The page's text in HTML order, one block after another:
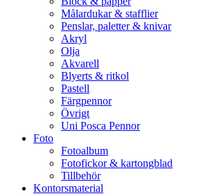
Målardukar & stafflier
Penslar, paletter & knivar
Akryl
Olja
Akvarell
Blyerts & ritkol
Pastell
Färgpennor
Övrigt
Uni Posca Pennor
Foto
Fotoalbum
Fotofickor & kartongblad
Tillbehör
Kontorsmaterial